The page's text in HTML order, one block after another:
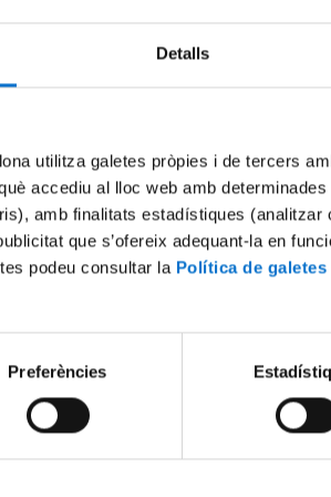
Detalls
utilitza galetes pròpies i de tercers
accediu al lloc web amb
amb finalitats estadístiques
que s’ofereix adequant-la en
podeu consultar la Política de
Preferències
Doctorands i
Acte